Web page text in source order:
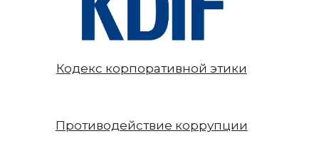
Кодекс корпоративной этики
Противодействие коррупции